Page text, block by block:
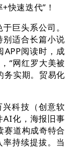
快速迭代”！
巨头系公司。
适合长篇小说
阅读时，成
“网红罗大美被
务实期。贸易化
科技（创意软
化，海报旧事
道构成奇特合
持续提拔。当